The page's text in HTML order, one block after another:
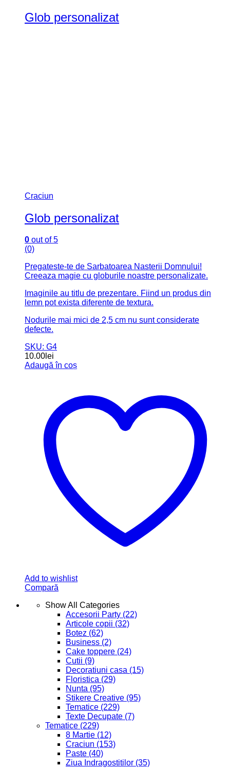
Glob personalizat
Craciun
Glob personalizat
0 out of 5
(0)
Pregateste-te de Sarbatoarea Nasterii Domnului!
Creeaza magie cu globurile noastre personalizate.
Imaginile au titlu de prezentare. Fiind un produs din
lemn pot exista diferente de textura.
Nodurile mai mici de 2,5 cm nu sunt considerate
defecte.
SKU: G4
10.00 lei
Adaugă în coș
Add to wishlist
Compară
Show All Categories
Accesorii Party (22)
Articole copii (32)
Botez (62)
Business (2)
Cake toppere (24)
Cutii (9)
Decoratiuni casa (15)
Floristica (29)
Nunta (95)
Stikere Creative (95)
Tematice (229)
Texte Decupate (7)
Tematice (229)
8 Martie (12)
Craciun (153)
Paste (40)
Ziua Indragostitilor (35)